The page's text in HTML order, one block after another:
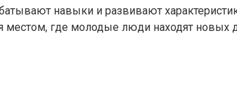
навыки и развивают
местом, где молодые люди находят